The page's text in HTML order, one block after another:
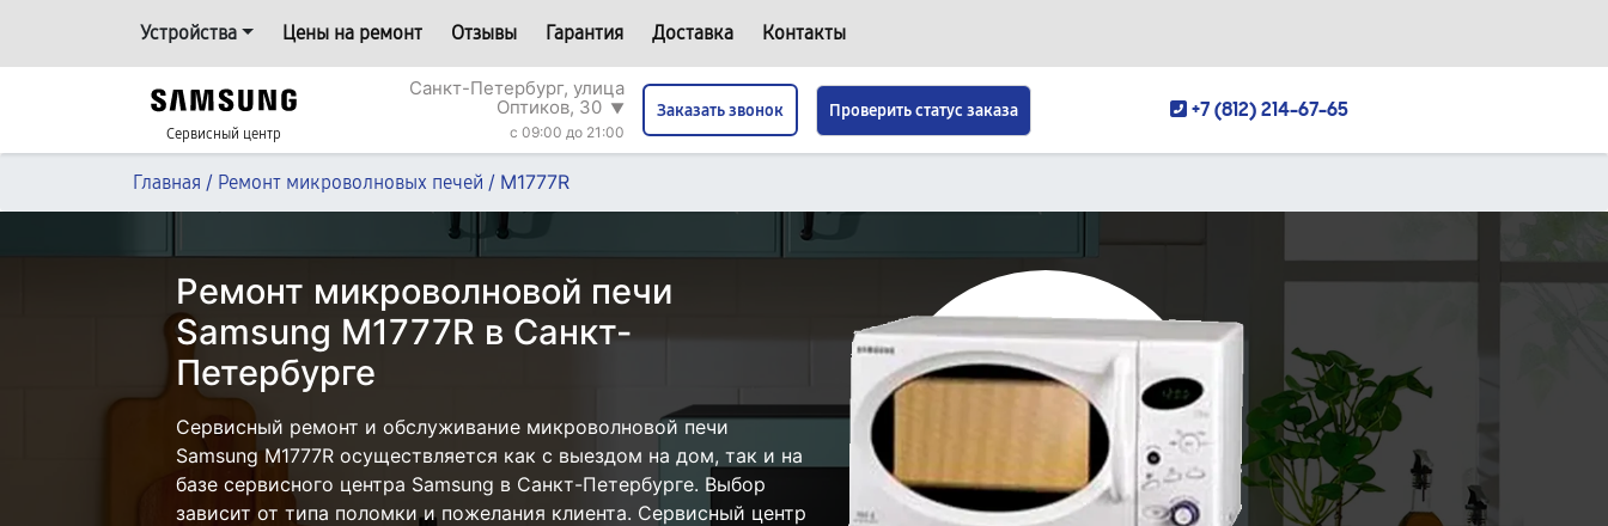
Устройства Цены на ремонт Отзывы Гарантия Доставка Контакты
Сервисный центр
Санкт-Петербург, улица
Оптиков, 30 ▼
c 09:00 до 21:00
Заказать звонок Проверить статус заказа +7 (812) 214-67-65
Главная / Ремонт микроволновых печей / M1777R
Ремонт микроволновой печи
Samsung M1777R в Санкт-
Петербурге
Сервисный ремонт и обслуживание микроволновой печи
Samsung M1777R осуществляется как с выездом на дом, так и на
базе сервисного центра Samsung в Санкт-Петербурге. Выбор
зависит от типа поломки и пожелания клиента. Сервисный центр